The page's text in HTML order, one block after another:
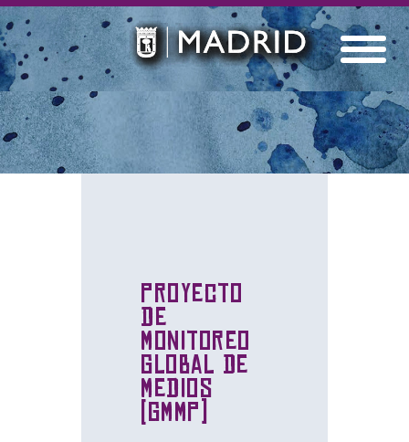
Proyecto
de
Monitoreo
Global de
Medios
(GMMP)